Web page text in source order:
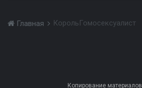
Главная КорольГомосексуалист
Копирование